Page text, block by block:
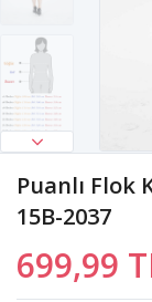
Puanlı Flok
15B-2037
699,99